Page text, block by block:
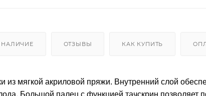
НАЛИЧИЕ ОТЗЫВЫ КАК КУПИТЬ
из мягкой акриловой пряжи. Внутренний слой
Большой палец с функцией тачскрин